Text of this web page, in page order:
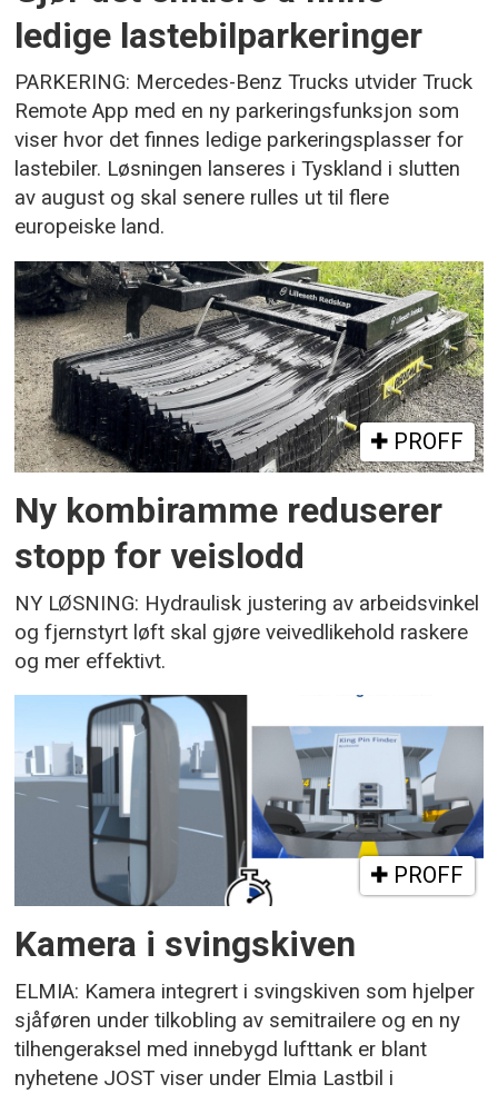
ledige lastebilparkeringer
PARKERING: Mercedes-Benz Trucks utvider Truck
Remote App med en ny parkeringsfunksjon som
viser hvor det finnes ledige parkeringsplasser for
lastebiler. Løsningen lanseres i Tyskland i slutten
av august og skal senere rulles ut til flere
europeiske land.
PROFF
Ny kombiramme reduserer
stopp for veislodd
NY LØSNING: Hydraulisk justering av arbeidsvinkel
og fjernstyrt løft skal gjøre veivedlikehold raskere
og mer effektivt.
PROFF
Kamera i svingskiven
ELMIA: Kamera integrert i svingskiven som hjelper
sjåføren under tilkobling av semitrailere og en ny
tilhengeraksel med innebygd lufttank er blant
nyhetene JOST viser under Elmia Lastbil i